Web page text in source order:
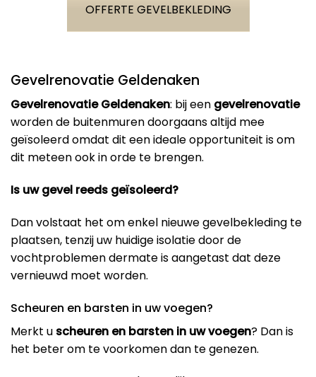
OFFERTE GEVELBEKLEDING
Gevelrenovatie Geldenaken
Gevelrenovatie Geldenaken: bij een gevelrenovatie
worden de buitenmuren doorgaans altijd mee
geïsoleerd omdat dit een ideale opportuniteit is om
dit meteen ook in orde te brengen.
Is uw gevel reeds geïsoleerd?
Dan volstaat het om enkel nieuwe gevelbekleding te
plaatsen, tenzij uw huidige isolatie door de
vochtproblemen dermate is aangetast dat deze
vernieuwd moet worden.
Scheuren en barsten in uw voegen?
Merkt u scheuren en barsten in uw voegen? Dan is
het beter om te voorkomen dan te genezen.